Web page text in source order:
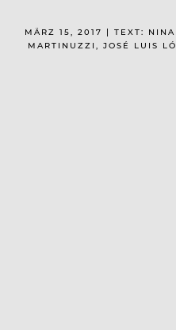
MÄRZ 15, 2017 | TEXT:
MARTINUZZI, JOSÉ LUIS